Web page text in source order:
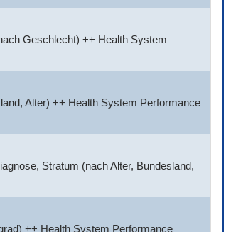
Geschlecht) ++ Health System
Alter) ++ Health System Performance
Stratum (nach Alter, Bundesland,
++ Health System Performance